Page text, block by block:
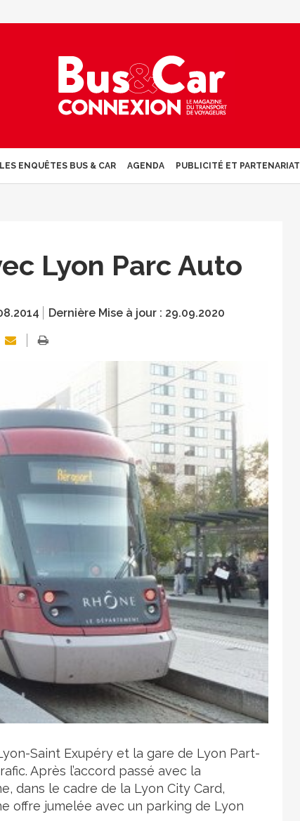
LES ENQUÊTES BUS & CAR AGENDA PUBLICITÉ ET PARTENARIAT
Lyon Parc Auto
Dernière Mise à jour : 29.09.2020
Saint Exupéry et la gare de Lyon Part-
Après l’accord passé avec la
dans le cadre de la Lyon City Card,
offre jumelée avec un parking de Lyon